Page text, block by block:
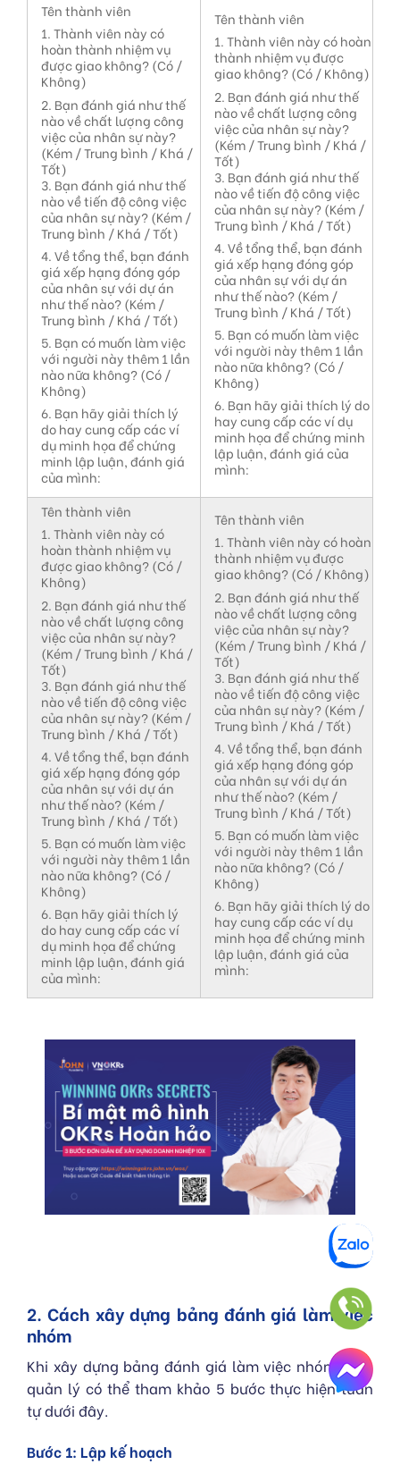
Tên thành viên
1. Thành viên này có
hoàn thành nhiệm vụ
được giao không? (Có /
Không)
2. Bạn đánh giá như thế
nào về chất lượng công
việc của nhân sự này?
(Kém / Trung bình / Khá /
Tốt)
3. Bạn đánh giá như thế
nào về tiến độ công việc
của nhân sự này? (Kém /
Trung bình / Khá / Tốt)
4. Về tổng thể, bạn đánh
giá xếp hạng đóng góp
của nhân sự với dự án
như thế nào? (Kém /
Trung bình / Khá / Tốt)
5. Bạn có muốn làm việc
với người này thêm 1 lần
nào nữa không? (Có /
Không)
6. Bạn hãy giải thích lý
do hay cung cấp các ví
dụ minh họa để chứng
minh lập luận, đánh giá
của mình:
Tên thành viên
1. Thành viên này có hoàn
thành nhiệm vụ được
giao không? (Có / Không)
2. Bạn đánh giá như thế
nào về chất lượng công
việc của nhân sự này?
(Kém / Trung bình / Khá /
Tốt)
3. Bạn đánh giá như thế
nào về tiến độ công việc
của nhân sự này? (Kém /
Trung bình / Khá / Tốt)
4. Về tổng thể, bạn đánh
giá xếp hạng đóng góp
của nhân sự với dự án
như thế nào? (Kém /
Trung bình / Khá / Tốt)
5. Bạn có muốn làm việc
với người này thêm 1 lần
nào nữa không? (Có /
Không)
6. Bạn hãy giải thích lý do
hay cung cấp các ví dụ
minh họa để chứng minh
lập luận, đánh giá của
mình:
Tên thành viên
1. Thành viên này có
hoàn thành nhiệm vụ
được giao không? (Có /
Không)
2. Bạn đánh giá như thế
nào về chất lượng công
việc của nhân sự này?
(Kém / Trung bình / Khá /
Tốt)
3. Bạn đánh giá như thế
nào về tiến độ công việc
của nhân sự này? (Kém /
Trung bình / Khá / Tốt)
4. Về tổng thể, bạn đánh
giá xếp hạng đóng góp
của nhân sự với dự án
như thế nào? (Kém /
Trung bình / Khá / Tốt)
5. Bạn có muốn làm việc
với người này thêm 1 lần
nào nữa không? (Có /
Không)
6. Bạn hãy giải thích lý
do hay cung cấp các ví
dụ minh họa để chứng
minh lập luận, đánh giá
của mình:
Tên thành viên
1. Thành viên này có hoàn
thành nhiệm vụ được
giao không? (Có / Không)
2. Bạn đánh giá như thế
nào về chất lượng công
việc của nhân sự này?
(Kém / Trung bình / Khá /
Tốt)
3. Bạn đánh giá như thế
nào về tiến độ công việc
của nhân sự này? (Kém /
Trung bình / Khá / Tốt)
4. Về tổng thể, bạn đánh
giá xếp hạng đóng góp
của nhân sự với dự án
như thế nào? (Kém /
Trung bình / Khá / Tốt)
5. Bạn có muốn làm việc
với người này thêm 1 lần
nào nữa không? (Có /
Không)
6. Bạn hãy giải thích lý do
hay cung cấp các ví dụ
minh họa để chứng minh
lập luận, đánh giá của
mình:
2. Cách xây dựng bảng đánh giá làm việc
nhóm
Khi xây dựng bảng đánh giá làm việc nhóm, nhà
quản lý có thể tham khảo 5 bước thực hiện tuần
tự dưới đây.
Bước 1: Lập kế hoạch